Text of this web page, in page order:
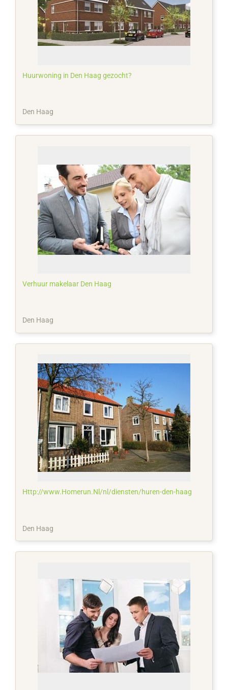
Huurwoning in Den Haag gezocht?
Den Haag
Verhuur makelaar Den Haag
Den Haag
Http://www.Homerun.Nl/nl/diensten/huren-den-haag
Den Haag